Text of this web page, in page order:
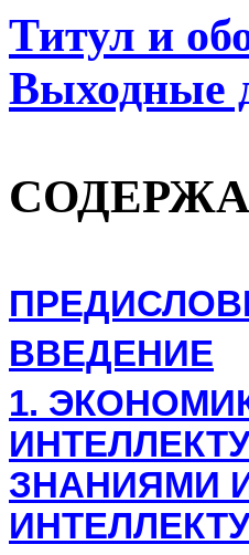
Титул и
Выходные
ВВЕДЕНИЕ
1.
ЗНАНИЯМИ